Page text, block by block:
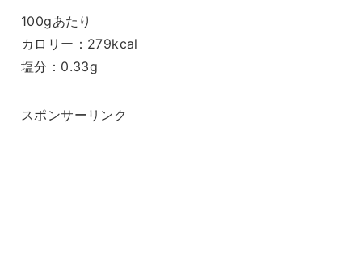
100gあたり
カロリー：279kcal
塩分：0.33g
スポンサーリンク